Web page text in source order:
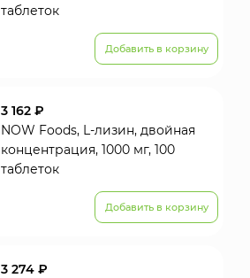
таблеток
Добавить в корзину
3 162 ₽
NOW Foods, L-лизин, двойная
концентрация, 1000 мг, 100
таблеток
Добавить в корзину
3 274 ₽